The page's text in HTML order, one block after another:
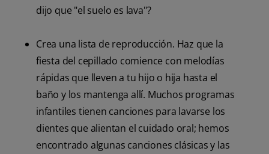
dijo que "el suelo es lava"?
Crea una lista de reproducción. Haz que la
fiesta del cepillado comience con melodías
rápidas que lleven a tu hijo o hija hasta el
baño y los mantenga allí. Muchos programas
infantiles tienen canciones para lavarse los
dientes que alientan el cuidado oral; hemos
encontrado algunas canciones clásicas y las